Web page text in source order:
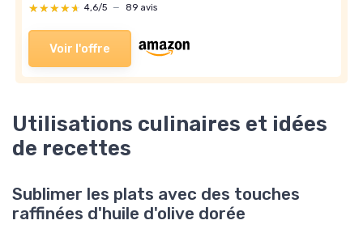
★★★★★
★★★★★ 4,6/5 — 89 avis
Voir l'offre
Utilisations culinaires et idées
de recettes
Sublimer les plats avec des touches
raffinées d'huile d'olive dorée